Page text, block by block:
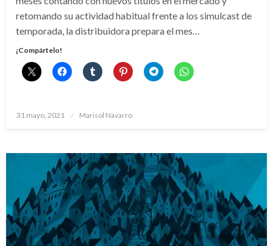
retomando su actividad habitual frente a los simulcast de
temporada, la distribuidora prepara el mes…
¡Compártelo!
Publicado
31 mayo, 2021 Marisol Navarro